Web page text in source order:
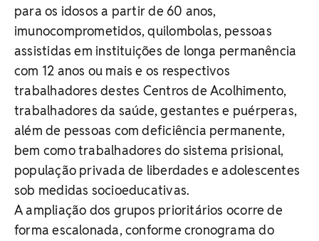
para os idosos a partir de 60 anos,
imunocomprometidos, quilombolas, pessoas
assistidas em instituições de longa permanência
com 12 anos ou mais e os respectivos
trabalhadores destes Centros de Acolhimento,
trabalhadores da saúde, gestantes e puérperas,
além de pessoas com deficiência permanente,
bem como trabalhadores do sistema prisional,
população privada de liberdades e adolescentes
sob medidas socioeducativas.
A ampliação dos grupos prioritários ocorre de
forma escalonada, conforme cronograma do